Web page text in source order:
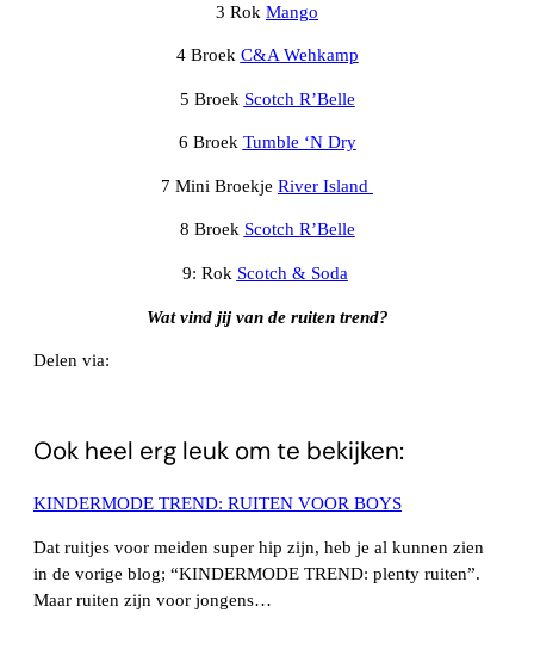
3 Rok Mango
4 Broek C&A Wehkamp
5 Broek Scotch R’Belle
6 Broek Tumble ‘N Dry
7 Mini Broekje River Island
8 Broek Scotch R’Belle
9: Rok Scotch & Soda
Wat vind jij van de ruiten trend?
Delen via:
Ook heel erg leuk om te bekijken:
KINDERMODE TREND: RUITEN VOOR BOYS
Dat ruitjes voor meiden super hip zijn, heb je al kunnen zien
in de vorige blog; “KINDERMODE TREND: plenty ruiten”.
Maar ruiten zijn voor jongens…